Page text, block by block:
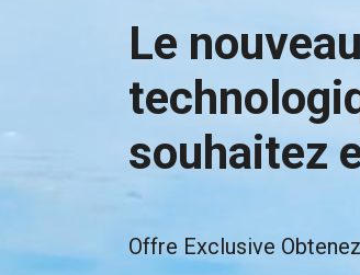
Le
souhaitez
Offre Exclusive